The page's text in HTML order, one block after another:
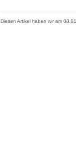
Diesen Artikel haben wir am